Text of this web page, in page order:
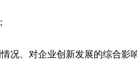
况、对企业创新发展的综合影